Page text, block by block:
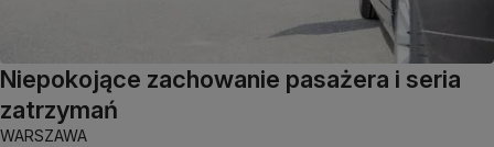
Niepokojące zachowanie pasażera i seria
zatrzymań
WARSZAWA